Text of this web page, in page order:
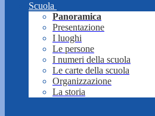
Scuola
Panoramica
Presentazione
I luoghi
Le persone
I numeri della scuola
Le carte della scuola
Organizzazione
La storia